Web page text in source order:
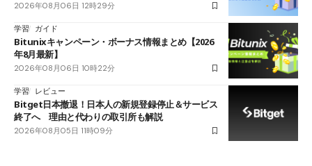
2026年08月06日 12時29分
学習 ガイド
Bitunixキャンペーン・ボーナス情報まとめ【2026
年8月最新】
2026年08月06日 10時22分
学習 レビュー
Bitget日本撤退！日本人の新規登録停止＆サービス
終了へ 理由と代わりの取引所も解説
2026年08月05日 11時09分